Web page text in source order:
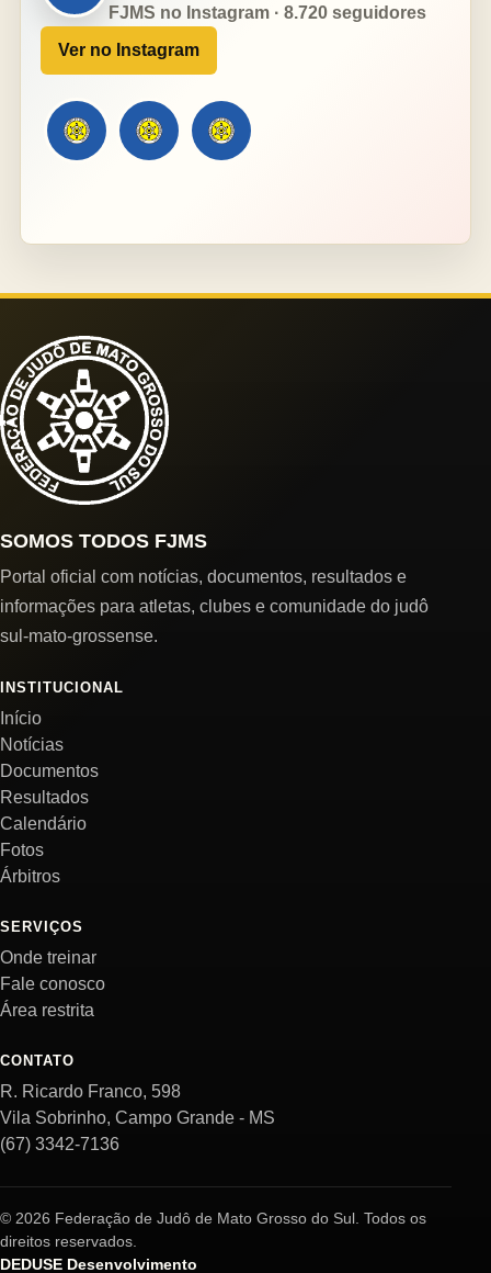
FJMS no Instagram · 8.720 seguidores
Ver no Instagram
SOMOS TODOS FJMS
Portal oficial com notícias, documentos, resultados e
informações para atletas, clubes e comunidade do judô
sul-mato-grossense.
INSTITUCIONAL
Início
Notícias
Documentos
Resultados
Calendário
Fotos
Árbitros
SERVIÇOS
Onde treinar
Fale conosco
Área restrita
CONTATO
R. Ricardo Franco, 598
Vila Sobrinho, Campo Grande - MS
(67) 3342-7136
© 2026 Federação de Judô de Mato Grosso do Sul. Todos os
direitos reservados.
DEDUSE Desenvolvimento